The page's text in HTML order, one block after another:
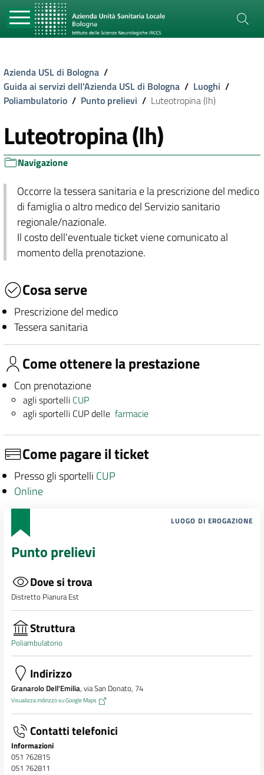
Azienda USL di Bologna /
Guida ai servizi dell'Azienda USL di Bologna / Luoghi /
Poliambulatorio / Punto prelievi / Luteotropina (lh)
Luteotropina (lh)
Navigazione
Occorre la tessera sanitaria e la prescrizione del medico
di famiglia o altro medico del Servizio sanitario
regionale/nazionale.
Il costo dell'eventuale ticket viene comunicato al
momento della prenotazione.
Cosa serve
Prescrizione del medico
Tessera sanitaria
Come ottenere la prestazione
Con prenotazione
agli sportelli CUP
agli sportelli CUP dellefarmacie
Come pagare il ticket
Presso gli sportelli CUP
Online
LUOGO DI EROGAZIONE
Punto prelievi
Dove si trova
Distretto Pianura Est
Struttura
Poliambulatorio
Indirizzo
Granarolo Dell'Emilia, via San Donato, 74
Visualizza indirizzo su Google Maps
Contatti telefonici
Informazioni
051 762815
051 762811